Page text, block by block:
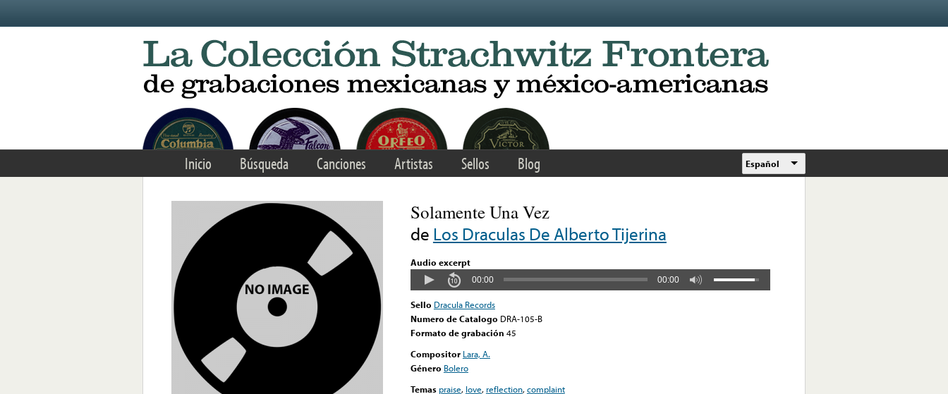
Inicio Búsqueda Canciones Artistas Sellos Blog Español
Solamente Una Vez
de Los Draculas De Alberto Tijerina
Audio excerpt
00:00 00:00
Sello Dracula Records
Numero de Catalogo DRA-105-B
Formato de grabación 45
Compositor Lara, A.
Género Bolero
Temas praise, love, reflection,complaint